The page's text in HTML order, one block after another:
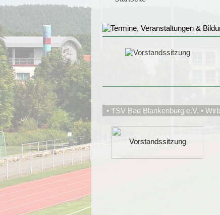
Vorstandssitzung
Vorstandssitzung
• TSV Bad Blankenburg e.V. •